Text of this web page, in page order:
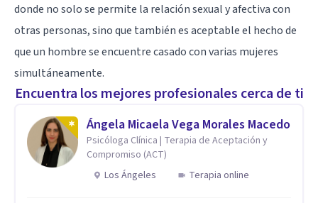
donde no solo se permite la relación sexual y afectiva con
otras personas, sino que también es aceptable el hecho de
que un hombre se encuentre casado con varias mujeres
simultáneamente.
Encuentra los mejores profesionales cerca de ti
Ángela Micaela Vega Morales Macedo
Psicóloga Clínica | Terapia de Aceptación y
Compromiso (ACT)
Los Ángeles
Terapia online